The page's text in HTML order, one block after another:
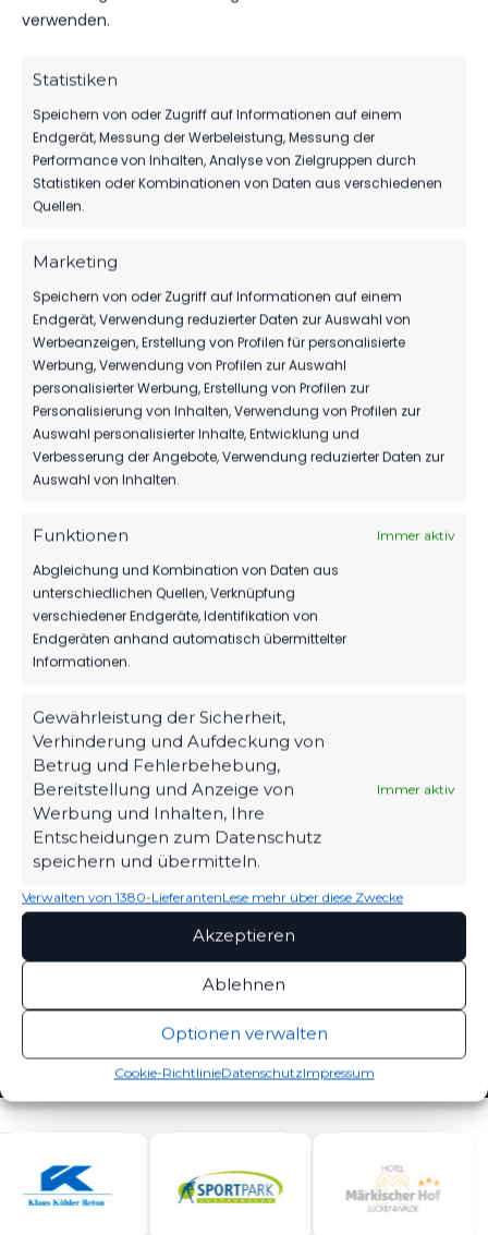
verwenden.
Statistiken
Speichern von oder Zugriff auf Informationen auf einem
Endgerät, Messung der Werbeleistung, Messung der
Performance von Inhalten, Analyse von Zielgruppen durch
Statistiken oder Kombinationen von Daten aus verschiedenen
Quellen.
Marketing
Speichern von oder Zugriff auf Informationen auf einem
Endgerät, Verwendung reduzierter Daten zur Auswahl von
Werbeanzeigen, Erstellung von Profilen für personalisierte
Werbung, Verwendung von Profilen zur Auswahl
personalisierter Werbung, Erstellung von Profilen zur
Personalisierung von Inhalten, Verwendung von Profilen zur
Auswahl personalisierter Inhalte, Entwicklung und
Verbesserung der Angebote, Verwendung reduzierter Daten zur
Auswahl von Inhalten.
Funktionen Immer aktiv
Abgleichung und Kombination von Daten aus
unterschiedlichen Quellen, Verknüpfung
verschiedener Endgeräte, Identifikation von
Endgeräten anhand automatisch übermittelter
Informationen.
Gewährleistung der Sicherheit,
Verhinderung und Aufdeckung von
Betrug und Fehlerbehebung,
Bereitstellung und Anzeige von
Werbung und Inhalten, Ihre
Entscheidungen zum Datenschutz
speichern und übermitteln.
Immer aktiv
Verwalten von 1380-LieferantenLese mehr über diese Zwecke
Akzeptieren
Ablehnen
Optionen verwalten
Cookie-RichtlinieDatenschutzImpressum
Spieler
Spieler
Spieler
Spieler
Spieler
Spieler
Spieler 67'
ÄHNLICHE BEITRÄGE
1. FC Frankfurt vs FSV 63
Luckenwalde
12. Oktober 2024
Ähnlicher Beitrag
1. FC Frankfurt vs FSV 63
Luckenwalde D2-Jugend
16. Juni 2024
Ähnlicher Beitrag
1. FC Frankfurt vs FSV 63
Luckenwalde D1-Jugend
Ähnlicher Beitrag